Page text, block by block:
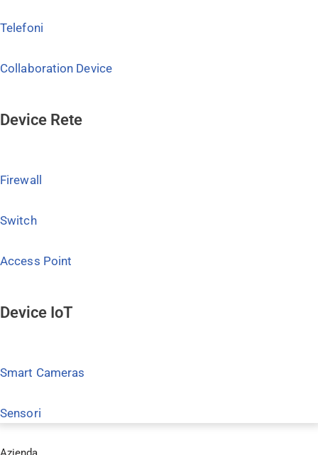
Telefoni
Collaboration Device
Device Rete
Firewall
Switch
Access Point
Device IoT
Smart Cameras
Sensori